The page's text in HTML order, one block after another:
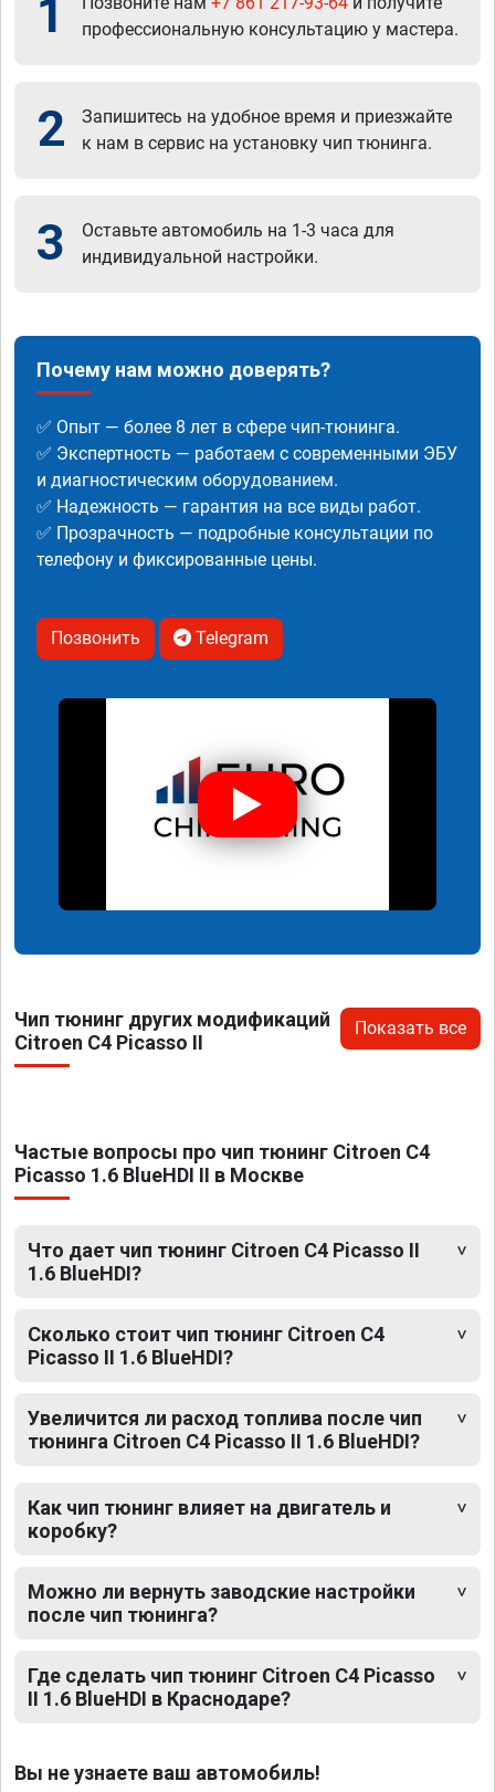
1
профессиональную консультацию у мастера.
2
Запишитесь на удобное время и приезжайте
к нам в сервис на установку чип тюнинга.
3
Оставьте автомобиль на 1-3 часа для
индивидуальной настройки.
Почему нам можно доверять?
✅ Опыт — более 8 лет в сфере чип-тюнинга.
✅ Экспертность — работаем с современными ЭБУ
и диагностическим оборудованием.
✅ Надежность — гарантия на все виды работ.
✅ Прозрачность — подробные консультации по
телефону и фиксированные цены.
Позвонить Telegram
Чип тюнинг других модификаций
Citroen C4 Picasso II
Показать все
Частые вопросы про чип тюнинг Citroen C4
Picasso 1.6 BlueHDI II в Москве
Что дает чип тюнинг Citroen C4 Picasso II
1.6 BlueHDI?
Сколько стоит чип тюнинг Citroen C4
Picasso II 1.6 BlueHDI?
Увеличится ли расход топлива после чип
тюнинга Citroen C4 Picasso II 1.6 BlueHDI?
Как чип тюнинг влияет на двигатель и
коробку?
Можно ли вернуть заводские настройки
после чип тюнинга?
Где сделать чип тюнинг Citroen C4 Picasso
II 1.6 BlueHDI в Краснодаре?
Вы не узнаете ваш автомобиль!